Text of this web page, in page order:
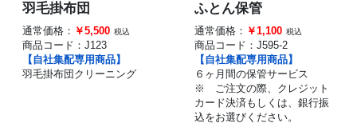
羽毛掛布団
通常価格： ￥5,500 税込
商品コード： J123
【自社集配専用商品】
羽毛掛布団クリーニング
ふとん保管
通常価格： ￥1,100 税込
商品コード： J595-2
【自社集配専用商品】
６ヶ月間の保管サービス
※ ご注文の際、クレジット
カード決済もしくは、銀行振
込をお選びください。